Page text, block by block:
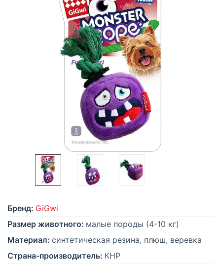
Бренд: GiGwi
Размер животного: малые породы (4-10 кг)
Материал: синтетическая резина, плюш, веревка
Страна-производитель: КНР